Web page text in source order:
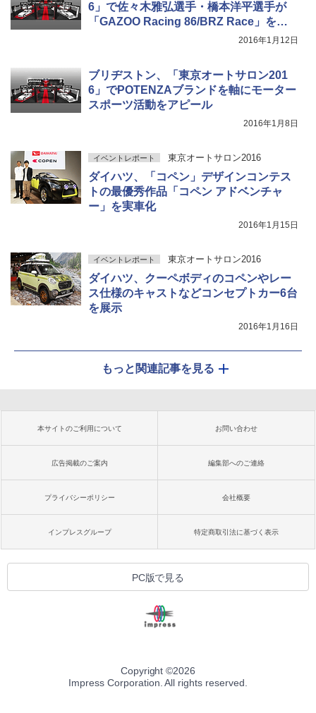
6」で佐々木雅弘選手・橋本洋平選手が
「GAZOO Racing 86/BRZ Race」を主
2016年1月12日
ブリヂストン、「東京オートサロン201
6」でPOTENZAブランドを軸にモーター
スポーツ活動をアピール
2016年1月8日
イベントレポート 東京オートサロン2016
ダイハツ、「コペン」デザインコンテス
トの最優秀作品「コペン アドベンチャ
ー」を実車化
2016年1月15日
イベントレポート 東京オートサロン2016
ダイハツ、クーペボディのコペンやレー
ス仕様のキャストなどコンセプトカー6台
を展示
2016年1月16日
もっと関連記事を見る
本サイトのご利用について お問い合わせ
広告掲載のご案内 編集部へのご連絡
プライバシーポリシー 会社概要
インプレスグループ 特定商取引法に基づく表示
PC版で見る
Copyright ©2026
Impress Corporation. All rights reserved.